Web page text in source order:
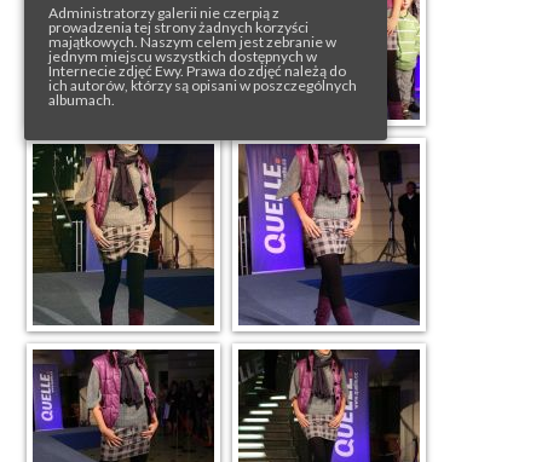
Administratorzy galerii nie czerpią z
prowadzenia tej strony żadnych korzyści
majątkowych. Naszym celem jest zebranie w
jednym miejscu wszystkich dostępnych w
Internecie zdjęć Ewy. Prawa do zdjęć należą do
ich autorów, którzy są opisani w poszczególnych
albumach.